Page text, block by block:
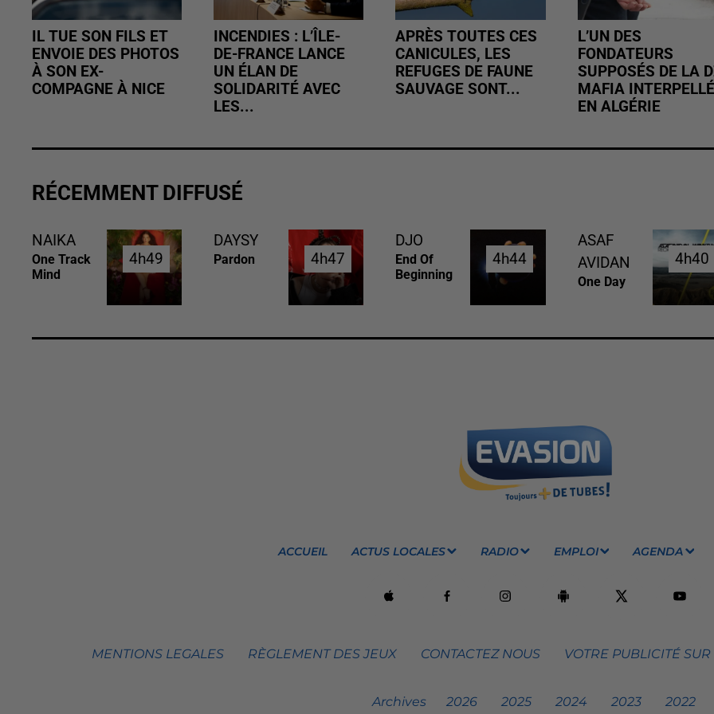
IL TUE SON FILS ET
ENVOIE DES PHOTOS
À SON EX-
COMPAGNE À NICE
INCENDIES : L’ÎLE-
DE-FRANCE LANCE
UN ÉLAN DE
SOLIDARITÉ AVEC
LES...
APRÈS TOUTES CES
CANICULES, LES
REFUGES DE FAUNE
SAUVAGE SONT...
L’UN DES
FONDATEURS
SUPPOSÉS DE LA
MAFIA INTERPELLÉ
EN ALGÉRIE
RÉCEMMENT DIFFUSÉ
NAIKA
One Track
Mind
4h49
4h49
DAYSY
Pardon 4h47
4h47
DJO
End Of
Beginning
4h44
4h44
ASAF
AVIDAN
One Day
4h40
4h40
ACCUEIL ACTUS LOCALES RADIO EMPLOI AGENDA
MENTIONS LEGALES RÈGLEMENT DES JEUX CONTACTEZ NOUS VOTRE PUBLICITÉ
Archives 2026 2025 2024 2023 2022